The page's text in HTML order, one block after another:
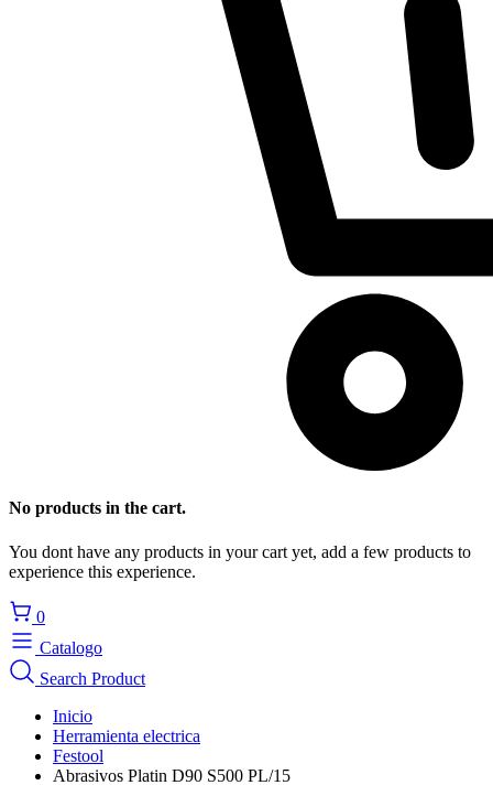
No products in the cart.
You dont have any products in your cart yet, add a few products to
experience this experience.
0
Catalogo
Search Product
Inicio
Herramienta electrica
Festool
Abrasivos Platin D90 S500 PL/15